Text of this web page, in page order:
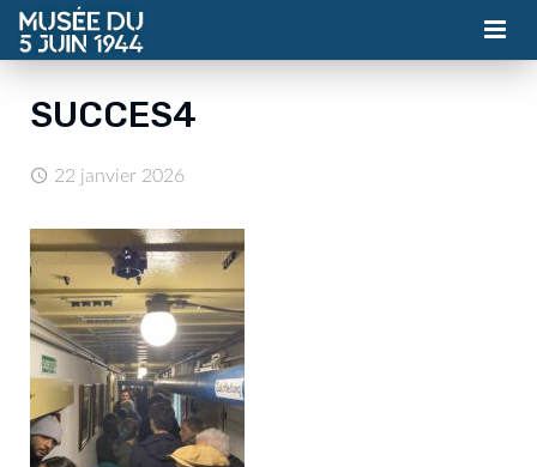
VISITES
CONTACT
BILLETTERIE
SUCCES4
22 janvier 2026